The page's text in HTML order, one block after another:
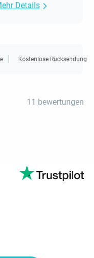
Details
Kostenlose Rücksendung
11 bewertungen